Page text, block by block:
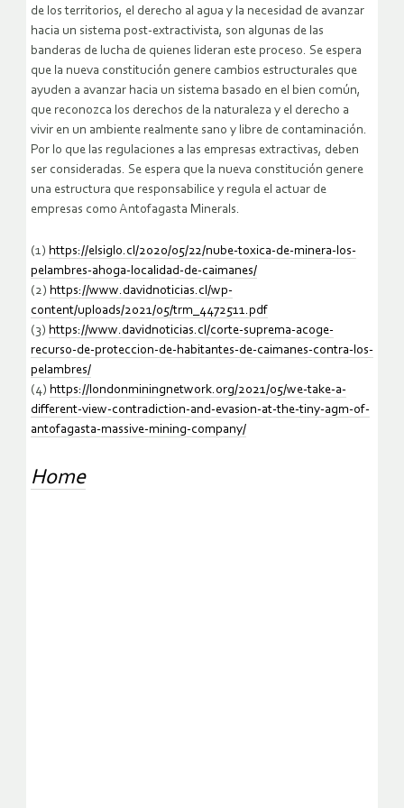
de los territorios, el derecho al agua y la necesidad de avanzar
hacia un sistema post-extractivista, son algunas de las
banderas de lucha de quienes lideran este proceso. Se espera
que la nueva constitución genere cambios estructurales que
ayuden a avanzar hacia un sistema basado en el bien común,
que reconozca los derechos de la naturaleza y el derecho a
vivir en un ambiente realmente sano y libre de contaminación.
Por lo que las regulaciones a las empresas extractivas, deben
ser consideradas. Se espera que la nueva constitución genere
una estructura que responsabilice y regula el actuar de
empresas como Antofagasta Minerals.
(1) https://elsiglo.cl/2020/05/22/nube-toxica-de-minera-los-
pelambres-ahoga-localidad-de-caimanes/
(2) https://www.davidnoticias.cl/wp-
content/uploads/2021/05/trm_4472511.pdf
(3) https://www.davidnoticias.cl/corte-suprema-acoge-
recurso-de-proteccion-de-habitantes-de-caimanes-contra-los-
pelambres/
(4) https://londonminingnetwork.org/2021/05/we-take-a-
different-view-contradiction-and-evasion-at-the-tiny-agm-of-
antofagasta-massive-mining-company/
Home